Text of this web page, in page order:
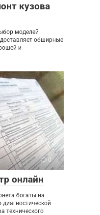
кузова
моделей
обширные
и
0
онлайн
богаты на
технического